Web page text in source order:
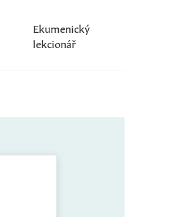
Ekumenický
lekcionář